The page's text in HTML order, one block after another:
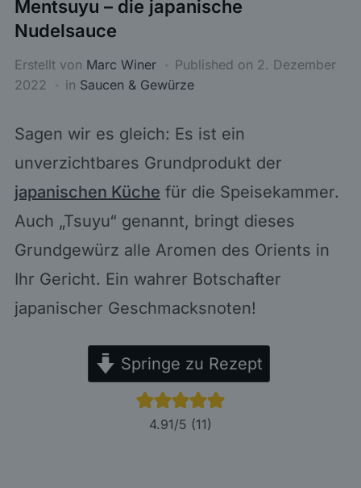
Mentsuyu – die japanische
Nudelsauce
Erstellt von Marc Winer Published on 2. Dezember
2022
in Saucen & Gewürze
Sagen wir es gleich: Es ist ein
unverzichtbares Grundprodukt der
japanischen Küche für die Speisekammer.
Auch „Tsuyu“ genannt, bringt dieses
Grundgewürz alle Aromen des Orients in
Ihr Gericht. Ein wahrer Botschafter
japanischer Geschmacksnoten!
Springe zu Rezept
4.91/5 (11)